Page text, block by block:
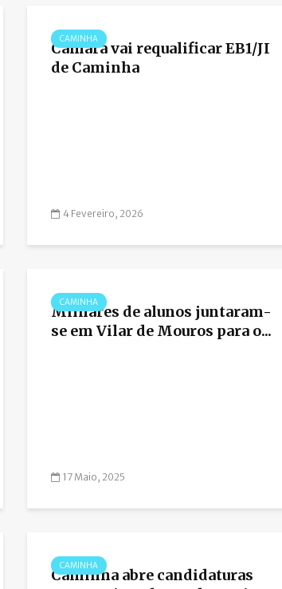
CAMINHA
Câmara vai requalificar EB1/JI
de Caminha
4 Fevereiro, 2026
CAMINHA
Milhares de alunos juntaram-
se em Vilar de Mouros para o...
17 Maio, 2025
CAMINHA
Caminha abre candidaturas